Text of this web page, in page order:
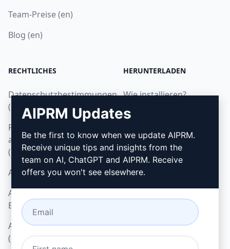
Team-Preise (en)
Blog (en)
RECHTLICHES
Datenschutzbestimmungen
(en)
Richtlinien zur
akzeptablen Nutzung
(en)
AGB (en)
AGB für Browser-
Erweiterungen (en)
AGB für Verrechnung
(en)
HERUNTERLADEN
Wie installieren?
Google Chrome
Microsoft Edge
AIPRM Updates
Be the first to know when we update AIPRM.
Receive unique tips and insights from the
team on AI, ChatGPT and AIPRM. Receive
offers you won't see elsewhere.